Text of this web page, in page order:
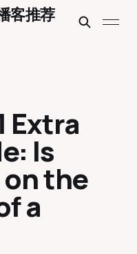
客推荐
Extra
Is
on the
a